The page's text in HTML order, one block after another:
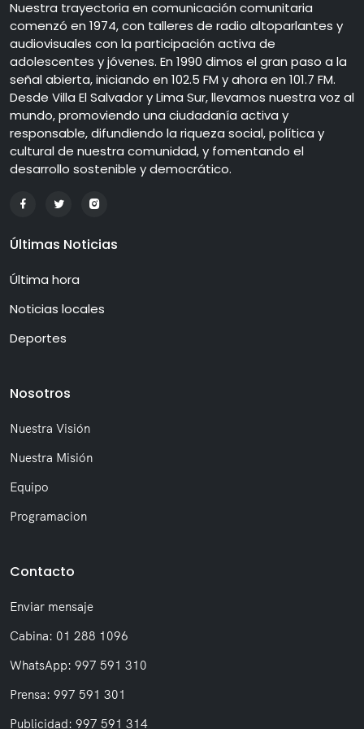
Nuestra trayectoria en comunicación comunitaria
comenzó en 1974, con talleres de radio altoparlantes y
audiovisuales con la participación activa de
adolescentes y jóvenes. En 1990 dimos el gran paso a la
señal abierta, iniciando en 102.5 FM y ahora en 101.7 FM.
Desde Villa El Salvador y Lima Sur, llevamos nuestra voz al
mundo, promoviendo una ciudadanía activa y
responsable, difundiendo la riqueza social, política y
cultural de nuestra comunidad, y fomentando el
desarrollo sostenible y democrático.
Últimas Noticias
Última hora
Noticias locales
Deportes
Nosotros
Nuestra Visión
Nuestra Misión
Equipo
Programacion
Contacto
Enviar mensaje
Cabina: 01 288 1096
WhatsApp: 997 591 310
Prensa: 997 591 301
Publicidad: 997 591 314